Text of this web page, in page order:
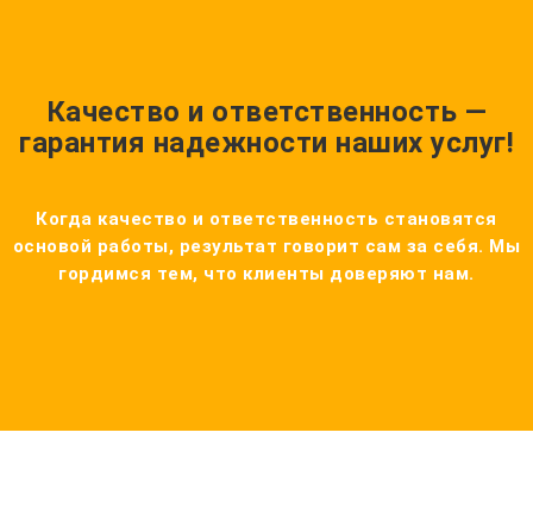
Качество и ответственность —
гарантия надежности наших услуг!
Когда качество и ответственность становятся
основой работы, результат говорит сам за себя. Мы
гордимся тем, что клиенты доверяют нам.